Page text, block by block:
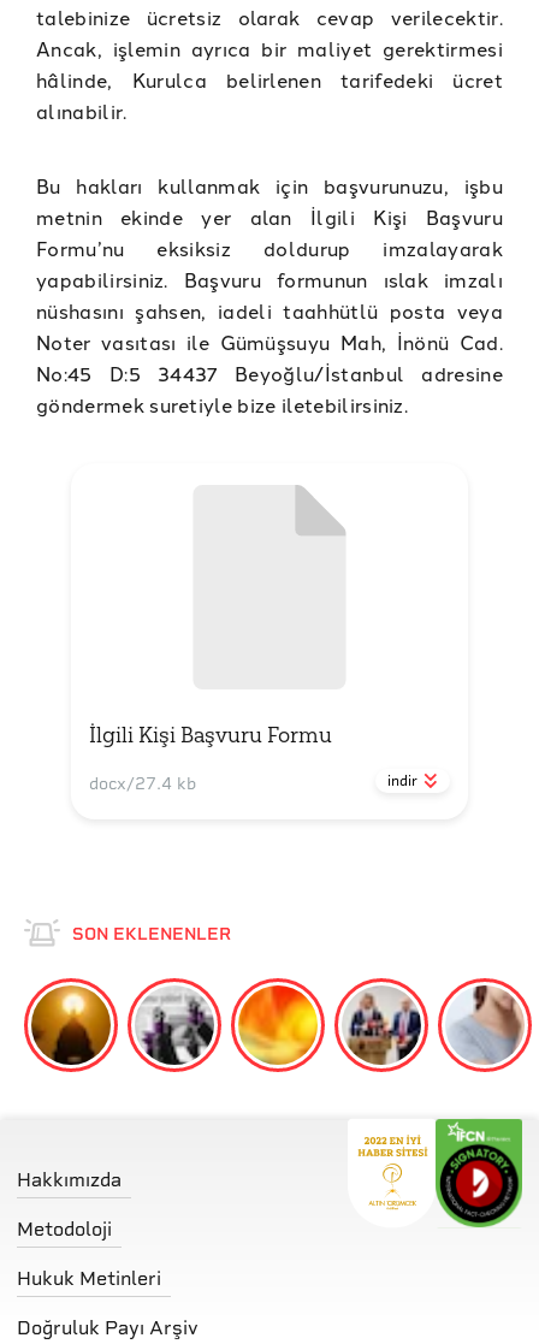
talebinize ücretsiz olarak cevap verilecektir.
Ancak, işlemin ayrıca bir maliyet gerektirmesi
hâlinde, Kurulca belirlenen tarifedeki ücret
alınabilir.
Bu hakları kullanmak için başvurunuzu, işbu
metnin ekinde yer alan İlgili Kişi Başvuru
Formu’nu eksiksiz doldurup imzalayarak
yapabilirsiniz. Başvuru formunun ıslak imzalı
nüshasını şahsen, iadeli taahhütlü posta veya
Noter vasıtası ile Gümüşsuyu Mah, İnönü Cad.
No:45 D:5 34437 Beyoğlu/İstanbul adresine
göndermek suretiyle bize iletebilirsiniz.
İlgili Kişi Başvuru Formu
docx/27.4 kb indir
SON EKLENENLER
Hakkımızda
Metodoloji
Hukuk Metinleri
Doğruluk Payı Arşiv